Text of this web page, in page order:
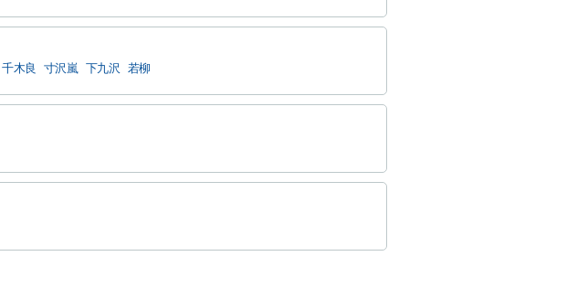
千木良 寸沢嵐 下九沢 若柳